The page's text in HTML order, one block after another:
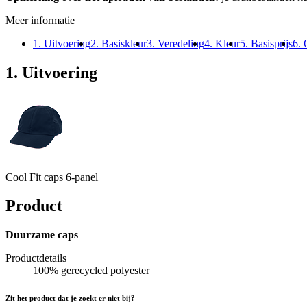
Meer informatie
1. Uitvoering2. Basiskleur3. Veredeling4. Kleur5. Basisprijs6.
1. Uitvoering
Cool Fit caps 6-panel
Product
Duurzame caps
Productdetails
100% gerecycled polyester
Zit het product dat je zoekt er niet bij?